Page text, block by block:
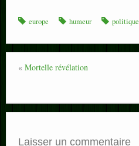
europe humeur politique
« Mortelle révélation
Laisser un commentaire